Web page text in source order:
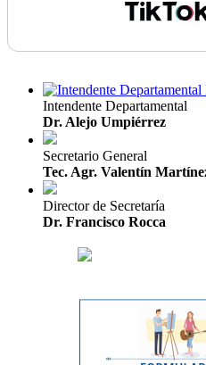
Intendente Departamental
Dr. Alejo Umpiérrez
Secretario General
Tec. Agr. Valentín
Director de Secretaría
Dr. Francisco Rocca